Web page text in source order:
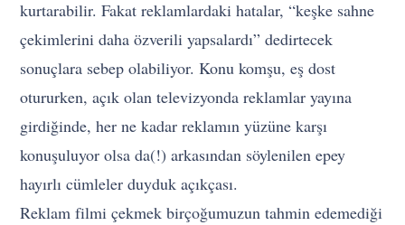
kurtarabilir. Fakat reklamlardaki hatalar, “keşke sahne
çekimlerini daha özverili yapsalardı” dedirtecek
sonuçlara sebep olabiliyor. Konu komşu, eş dost
otururken, açık olan televizyonda reklamlar yayına
girdiğinde, her ne kadar reklamın yüzüne karşı
konuşuluyor olsa da(!) arkasından söylenilen epey
hayırlı cümleler duyduk açıkçası.
Reklam filmi çekmek birçoğumuzun tahmin edemediği